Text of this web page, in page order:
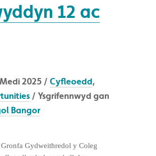
12 ac
2025 / Cyfleoedd,
/ Ysgrifennwyd gan
Bangor
Gydweithredol y Coleg